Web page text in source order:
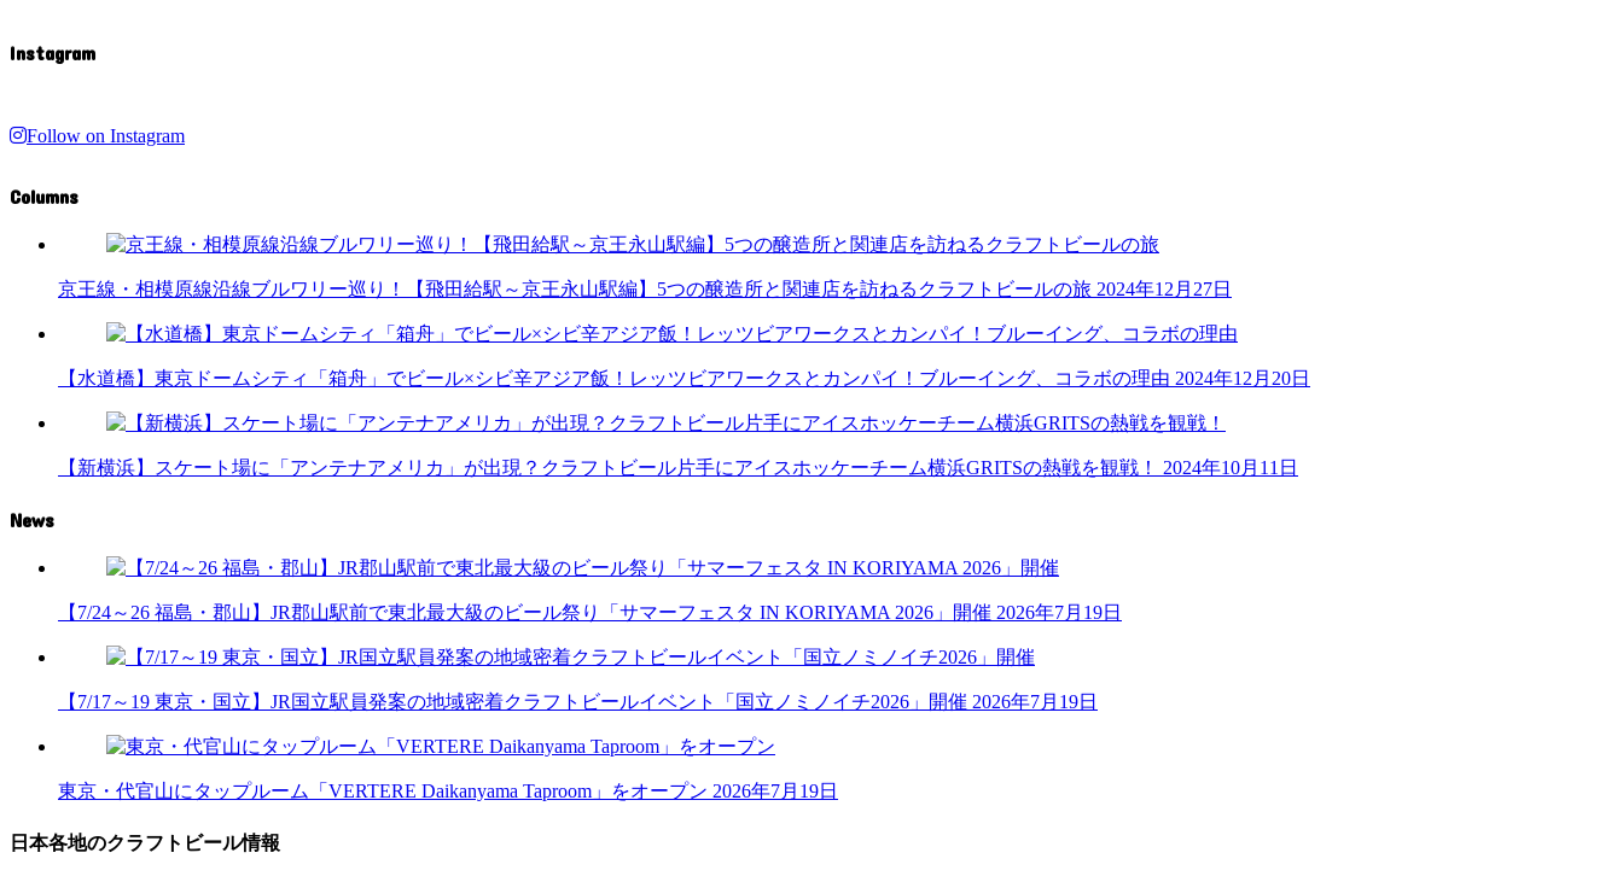
Instagram
Follow on Instagram
Columns
京王線・相模原線沿線ブルワリー巡り！【飛田給駅～京王永山駅編】5つの醸造所と関連店を訪ねるクラフトビールの旅 2024年12月27日
【水道橋】東京ドームシティ「箱舟」でビール×シビ辛アジア飯！レッツビアワークスとカンパイ！ブルーイング、コラボの理由 2024年12月20日
【新横浜】スケート場に「アンテナアメリカ」が出現？クラフトビール片手にアイスホッケーチーム横浜GRITSの熱戦を観戦！ 2024年10月11日
News
【7/24～26 福島・郡山】JR郡山駅前で東北最大級のビール祭り「サマーフェスタ IN KORIYAMA 2026」開催 2026年7月19日
【7/17～19 東京・国立】JR国立駅員発案の地域密着クラフトビールイベント「国立ノミノイチ2026」開催 2026年7月19日
東京・代官山にタップルーム「VERTERE Daikanyama Taproom」をオープン 2026年7月19日
日本各地のクラフトビール情報